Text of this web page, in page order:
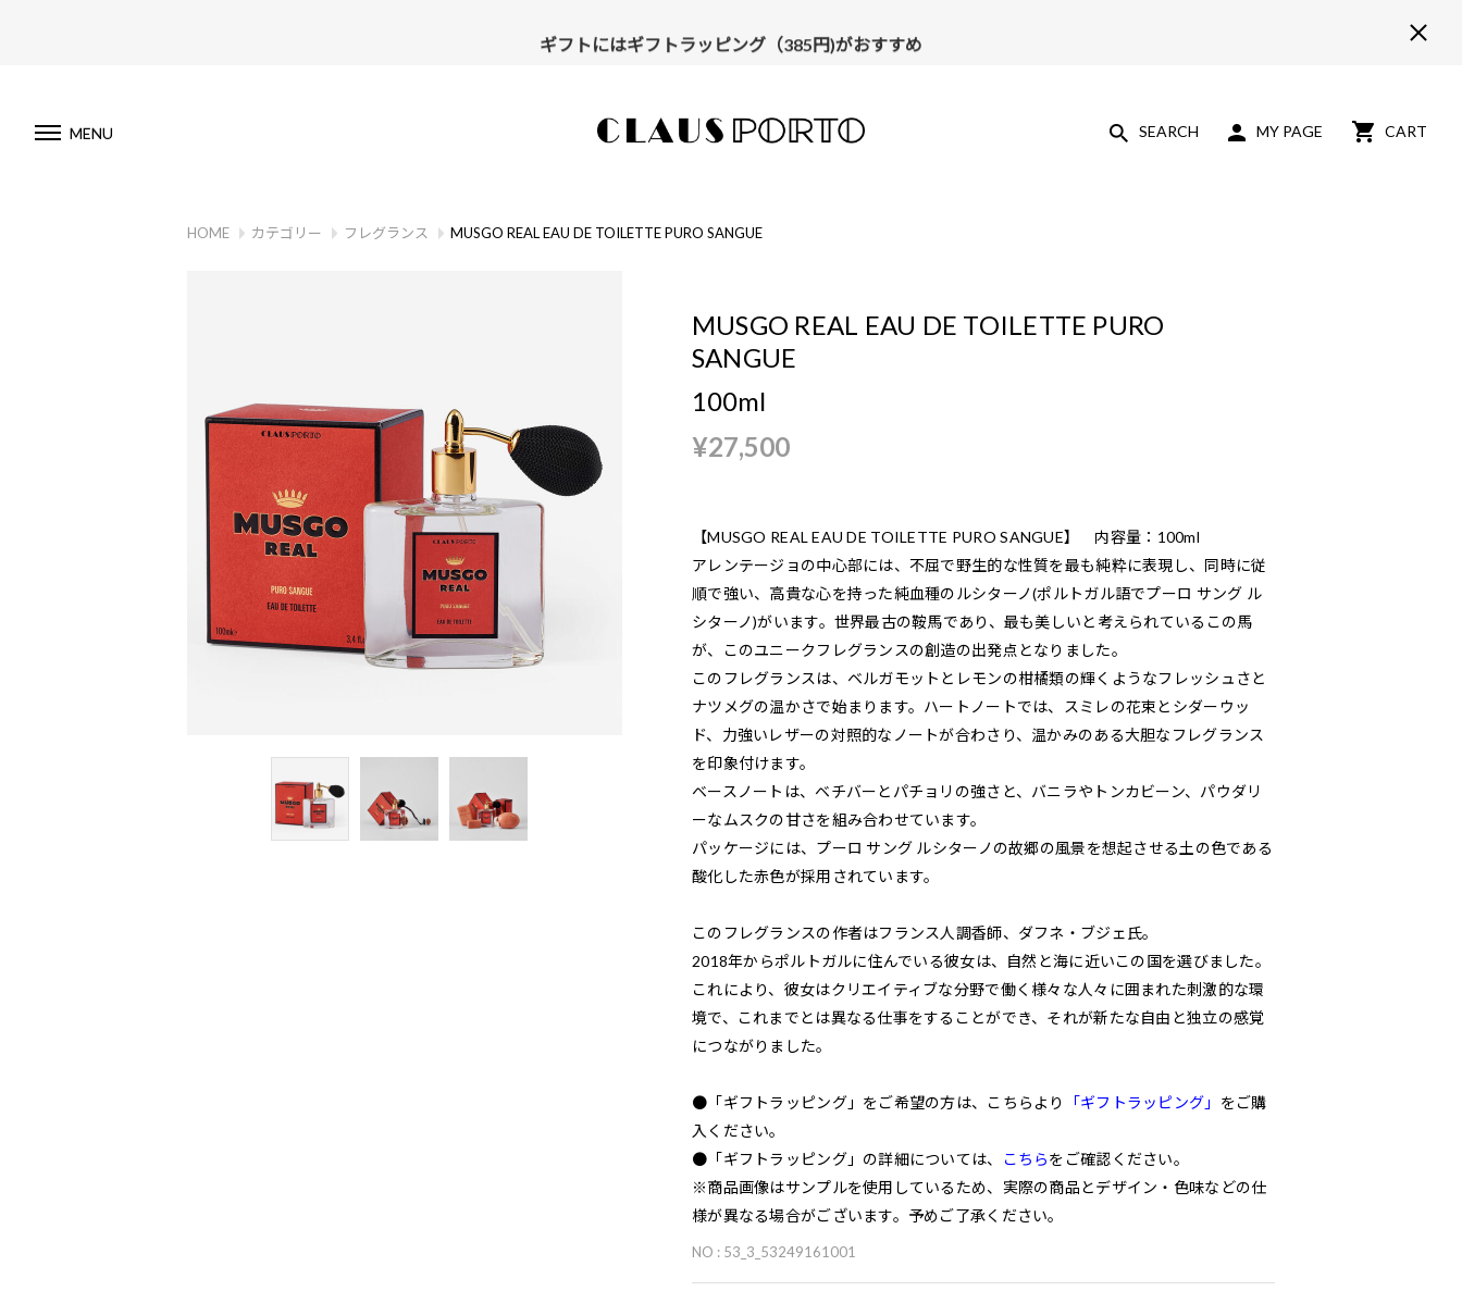
ギフトにはギフトラッピング（385円)がおすすめ
MENU SEARCH MY PAGE CART
HOME カテゴリー フレグランス MUSGO REAL EAU DE TOILETTE PURO SANGUE
MUSGO REAL EAU DE TOILETTE PURO
SANGUE
100ml
¥27,500
【MUSGO REAL EAU DE TOILETTE PURO SANGUE】 内容量：100ml
アレンテージョの中心部には、不屈で野生的な性質を最も純粋に表現し、同時に従
順で強い、高貴な心を持った純血種のルシターノ(ポルトガル語でプーロ サング ル
シターノ)がいます。世界最古の鞍馬であり、最も美しいと考えられているこの馬
が、このユニークフレグランスの創造の出発点となりました。
このフレグランスは、ベルガモットとレモンの柑橘類の輝くようなフレッシュさと
ナツメグの温かさで始まります。ハートノートでは、スミレの花束とシダーウッ
ド、力強いレザーの対照的なノートが合わさり、温かみのある大胆なフレグランス
を印象付けます。
ベースノートは、ベチバーとパチョリの強さと、バニラやトンカビーン、パウダリ
ーなムスクの甘さを組み合わせています。
パッケージには、プーロ サング ルシターノの故郷の風景を想起させる土の色である
酸化した赤色が採用されています。
このフレグランスの作者はフランス人調香師、ダフネ・ブジェ氏。
2018年からポルトガルに住んでいる彼女は、自然と海に近いこの国を選びました。
これにより、彼女はクリエイティブな分野で働く様々な人々に囲まれた刺激的な環
境で、これまでとは異なる仕事をすることができ、それが新たな自由と独立の感覚
につながりました。
●「ギフトラッピング」をご希望の方は、こちらより 「ギフトラッピング」 をご購
入ください。
●「ギフトラッピング」の詳細については、
こちらをご確認ください。
※商品画像はサンプルを使用しているため、実際の商品とデザイン・色味などの仕
様が異なる場合がございます。予めご了承ください。
NO : 53_3_53249161001